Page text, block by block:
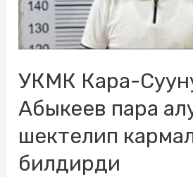
УКМК Кара-
Абыкеев пара
шектелип
билдирди